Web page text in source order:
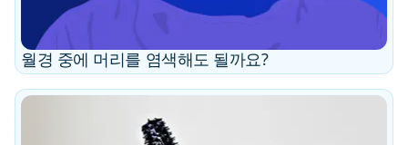
월경 중에 머리를 염색해도 될까요?